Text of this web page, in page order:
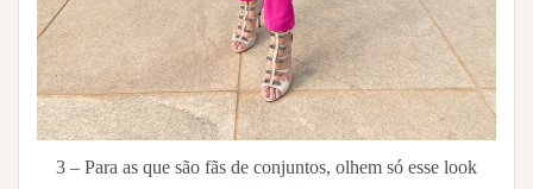
3 – Para as que são fãs de conjuntos, olhem só esse look